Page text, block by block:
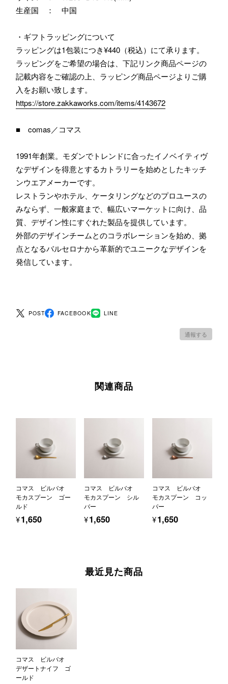
生産国 ： 中国
・ギフトラッピングについて
ラッピングは1包装につき¥440（税込）にて承ります。
ラッピングをご希望の場合は、下記リンク商品ページの
記載内容をご確認の上、ラッピング商品ページよりご購
入をお願い致します。
https://store.zakkaworks.com/items/4143672
■ comas／コマス
1991年創業。モダンでトレンドに合ったイノベイティヴ
なデザインを得意とするカトラリーを始めとしたキッチ
ンウエアメーカーです。
レストランやホテル、ケータリングなどのプロユースの
みならず、一般家庭まで、幅広いマーケットに向け、品
質、デザイン性にすぐれた製品を提供しています。
外部のデザインチームとのコラボレーションを始め、拠
点となるバルセロナから革新的でユニークなデザインを
発信しています。
POST FACEBOOK LINE
通報する
関連商品
コマス ビルバオ
モカスプーン ゴー
ルド
¥1,650
コマス ビルバオ
モカスプーン シル
バー
¥1,650
コマス ビルバオ
モカスプーン コッ
パー
¥1,650
最近見た商品
コマス ビルバオ
デザートナイフ ゴ
ールド